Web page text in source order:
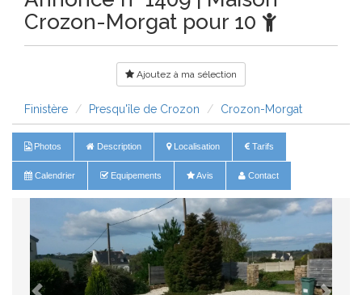
Crozon-Morgat pour 10
Ajoutez à ma sélection
Finistère Presqu'île de Crozon Crozon-Morgat
Photos Description Localisation Tarifs
Calendrier Equipements Avis Contact